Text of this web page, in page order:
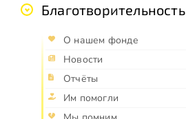
Благотворительность
О нашем фонде
Новости
Отчёты
Им помогли